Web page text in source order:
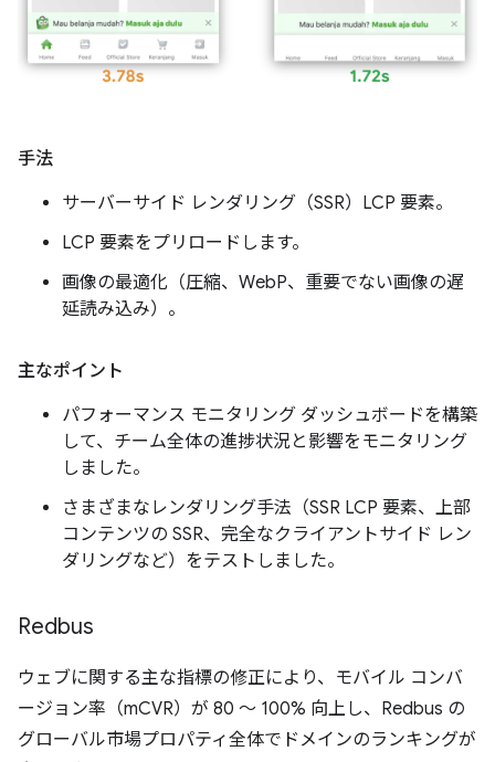
手法
サーバーサイド レンダリング（SSR）LCP 要素。
LCP 要素をプリロードします。
画像の最適化（圧縮、WebP、重要でない画像の遅
延読み込み）。
主なポイント
パフォーマンス モニタリング ダッシュボードを構築
して、チーム全体の進捗状況と影響をモニタリング
しました。
さまざまなレンダリング手法（SSR LCP 要素、上部
コンテンツの SSR、完全なクライアントサイド レン
ダリングなど）をテストしました。
Redbus
ウェブに関する主な指標の修正により、モバイル コンバ
ージョン率（mCVR）が 80 ～ 100% 向上し、Redbus の
グローバル市場プロパティ全体でドメインのランキングが